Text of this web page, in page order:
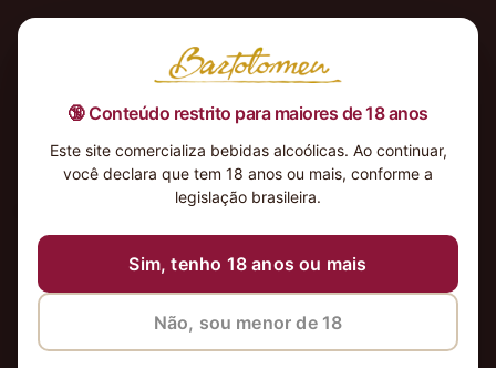
🔞 Conteúdo restrito para maiores de 18 anos
Este site comercializa bebidas alcoólicas. Ao continuar,
você declara que tem 18 anos ou mais, conforme a
legislação brasileira.
Sim, tenho 18 anos ou mais
Não, sou menor de 18